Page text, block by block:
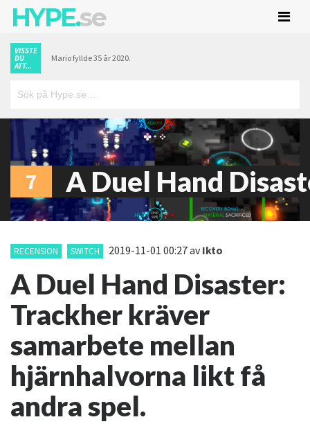
HYPE.se
VISSTE
DU
ATT...
Mario fyllde 35 år 2020.
7 A Duel Hand
RECENSION SWITCH 2019-11-01 00:27avIkto
A Duel Hand Disaster:
Trackher kräver
samarbete mellan
hjärnhalvorna likt få
andra spel.